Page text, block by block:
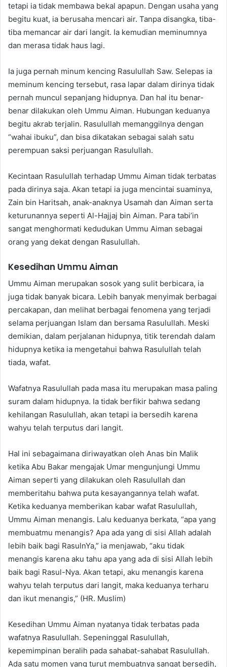
tetapi ia tidak membawa bekal apapun. Dengan usaha yang
begitu kuat, ia berusaha mencari air. Tanpa disangka, tiba-
tiba memancar air dari langit. Ia kemudian meminumnya
dan merasa tidak haus lagi.
Ia juga pernah minum kencing Rasulullah Saw. Selepas ia
meminum kencing tersebut, rasa lapar dalam dirinya tidak
pernah muncul sepanjang hidupnya. Dan hal itu benar-
benar dilakukan oleh Ummu Aiman. Hubungan keduanya
begitu akrab terjalin. Rasulullah memanggilnya dengan
“wahai ibuku”, dan bisa dikatakan sebagai salah satu
perempuan saksi perjuangan Rasulullah.
Kecintaan Rasulullah terhadap Ummu Aiman tidak terbatas
pada dirinya saja. Akan tetapi ia juga mencintai suaminya,
Zain bin Haritsah, anak-anaknya Usamah dan Aiman serta
keturunannya seperti Al-Hajjaj bin Aiman. Para tabi’in
sangat menghormati kedudukan Ummu Aiman sebagai
orang yang dekat dengan Rasulullah.
Kesedihan Ummu Aiman
Ummu Aiman merupakan sosok yang sulit berbicara, ia
juga tidak banyak bicara. Lebih banyak menyimak berbagai
percakapan, dan melihat berbagai fenomena yang terjadi
selama perjuangan Islam dan bersama Rasulullah. Meski
demikian, dalam perjalanan hidupnya, titik terendah dalam
hidupnya ketika ia mengetahui bahwa Rasulullah telah
tiada, wafat.
Wafatnya Rasulullah pada masa itu merupakan masa paling
suram dalam hidupnya. Ia tidak berfikir bahwa sedang
kehilangan Rasulullah, akan tetapi ia bersedih karena
wahyu telah terputus dari langit.
Hal ini sebagaimana diriwayatkan oleh Anas bin Malik
ketika Abu Bakar mengajak Umar mengunjungi Ummu
Aiman seperti yang dilakukan oleh Rasulullah dan
memberitahu bahwa puta kesayangannya telah wafat.
Ketika keduanya memberikan kabar wafat Rasulullah,
Ummu Aiman menangis. Lalu keduanya berkata, “apa yang
membuatmu menangis? Apa ada yang di sisi Allah adalah
lebih baik bagi RasulnYa,” ia menjawab, “aku tidak
menangis karena aku tahu apa yang ada di sisi Allah lebih
baik bagi Rasul-Nya. Akan tetapi, aku menangis karena
wahyu telah terputus dari langit, maka keduanya terharu
dan ikut menangis,” (HR. Muslim)
Kesedihan Ummu Aiman nyatanya tidak terbatas pada
wafatnya Rasulullah. Sepeninggal Rasulullah,
kepemimpinan beralih pada sahabat-sahabat Rasulullah.
Ada satu momen yang turut membuatnya sangat bersedih,